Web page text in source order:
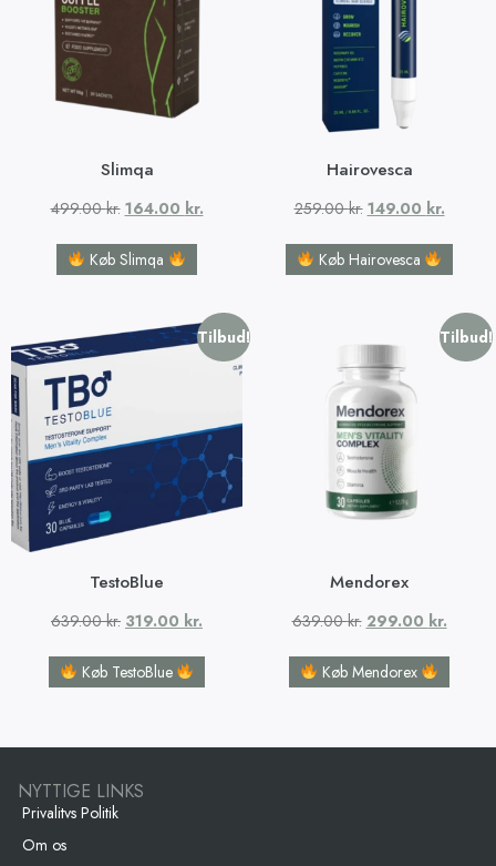
Slimqa
499.00kr. 164.00 kr.
Køb Slimqa
Hairovesca
259.00kr. 149.00 kr.
Køb Hairovesca
Tilbud!
TestoBlue
639.00kr. 319.00 kr.
Køb TestoBlue
Tilbud!
Mendorex
639.00kr. 299.00 kr.
Køb Mendorex
NYTTIGE LINKS
Privalitvs Politik
Om os